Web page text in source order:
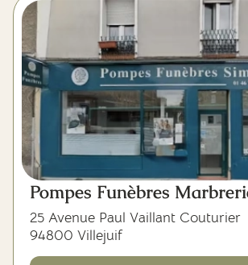
Pompes Funèbres
25 Avenue Paul Vaillant Couturier
94800 Villejuif